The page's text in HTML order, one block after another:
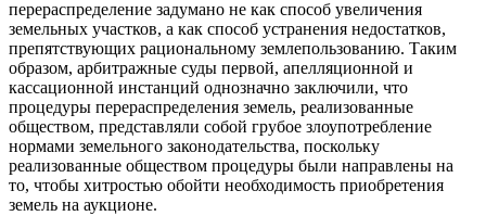
перераспределение задумано не как способ увеличения
земельных участков, а как способ устранения недостатков,
препятствующих рациональному землепользованию. Таким
образом, арбитражные суды первой, апелляционной и
кассационной инстанций однозначно заключили, что
процедуры перераспределения земель, реализованные
обществом, представляли собой грубое злоупотребление
нормами земельного законодательства, поскольку
реализованные обществом процедуры были направлены на
то, чтобы хитростью обойти необходимость приобретения
земель на аукционе.